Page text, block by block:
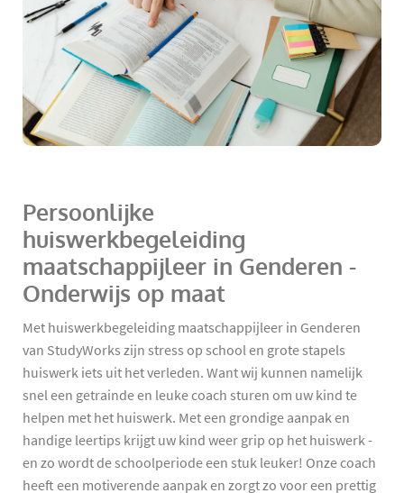
Persoonlijke
huiswerkbegeleiding
maatschappijleer in Genderen -
Onderwijs op maat
Met huiswerkbegeleiding maatschappijleer in Genderen
van StudyWorks zijn stress op school en grote stapels
huiswerk iets uit het verleden. Want wij kunnen namelijk
snel een getrainde en leuke coach sturen om uw kind te
helpen met het huiswerk. Met een grondige aanpak en
handige leertips krijgt uw kind weer grip op het huiswerk -
en zo wordt de schoolperiode een stuk leuker! Onze coach
heeft een motiverende aanpak en zorgt zo voor een prettig